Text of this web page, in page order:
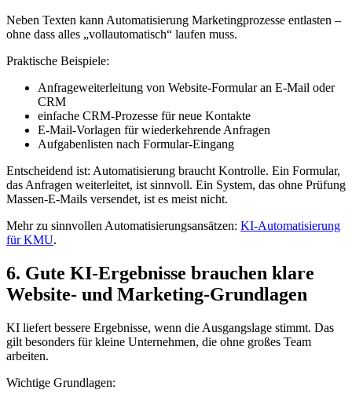
Neben Texten kann Automatisierung Marketingprozesse entlasten –
ohne dass alles „vollautomatisch“ laufen muss.
Praktische Beispiele:
Anfrageweiterleitung von Website-Formular an E-Mail oder
CRM
einfache CRM-Prozesse für neue Kontakte
E-Mail-Vorlagen für wiederkehrende Anfragen
Aufgabenlisten nach Formular-Eingang
Entscheidend ist: Automatisierung braucht Kontrolle. Ein Formular,
das Anfragen weiterleitet, ist sinnvoll. Ein System, das ohne Prüfung
Massen-E-Mails versendet, ist es meist nicht.
Mehr zu sinnvollen Automatisierungsansätzen: KI-Automatisierung
für KMU.
6. Gute KI-Ergebnisse brauchen klare
Website- und Marketing-Grundlagen
KI liefert bessere Ergebnisse, wenn die Ausgangslage stimmt. Das
gilt besonders für kleine Unternehmen, die ohne großes Team
arbeiten.
Wichtige Grundlagen: